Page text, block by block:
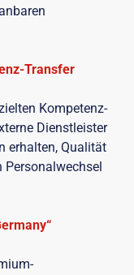
Transfer
Kompetenz-
Dienstleister
erhalten, Qualität